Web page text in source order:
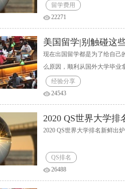
费和保险费等组成，那去美国
家长了解的还不是很清楚，下
留学费用
22271
美国留学|别触碰这些
现在出国留学都是为了给自己
么原因，顺利从国外大学毕业
接下来无论回国就业、升学、
金钱留学，最终却因为各种原
钱都化为泡影。那么在美国留
呢？又有哪些是绝对不能逾越
经验分享
24543
2020 QS世界大学排名新鲜出
QS排名
26488